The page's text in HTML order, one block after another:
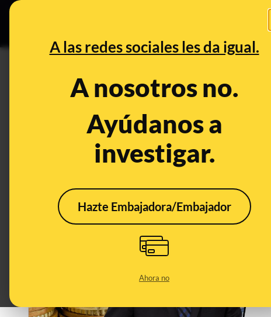
A las redes sociales les da igual.
A nosotros no.
Ayúdanos a
investigar.
Hazte Embajadora/Embajador
Ahora no
Especial
Cuando Sánchez pedía a
se sometiera a una cuestión
presupuestos
Mar 14, 2024, 6:00:50 PM